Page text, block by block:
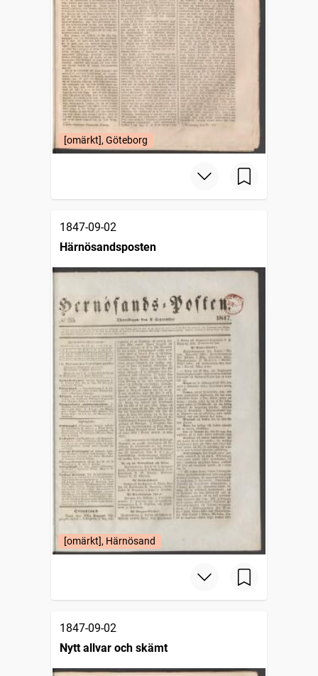
[omärkt], Göteborg
1847-09-02
Härnösandsposten
[omärkt], Härnösand
1847-09-02
Nytt allvar och skämt